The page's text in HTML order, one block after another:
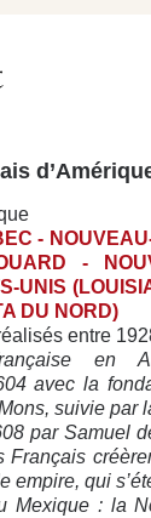
-
-
UNIS
DU NORD)
entre
française en
avec la
suivie par
par Samuel
Français
empire, qui
Mexique : la